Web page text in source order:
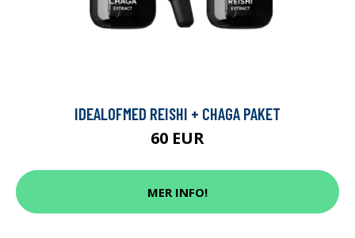
IDEALOFMED REISHI + CHAGA PAKET
60 EUR
MER INFO!